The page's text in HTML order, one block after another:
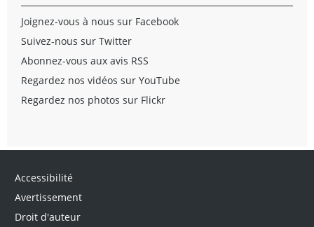
Joignez-vous à nous sur Facebook
Suivez-nous sur Twitter
Abonnez-vous aux avis RSS
Regardez nos vidéos sur YouTube
Regardez nos photos sur Flickr
Accessibilité
Avertissement
Droit d'auteur